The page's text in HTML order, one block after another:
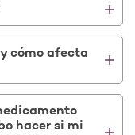
cómo afecta
hacer si mi